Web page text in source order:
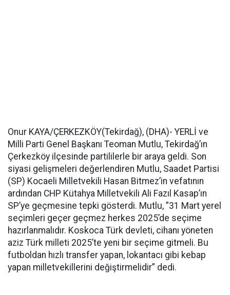
Onur KAYA/ÇERKEZKÖY(Tekirdağ), (DHA)- YERLİ ve
Milli Parti Genel Başkanı Teoman Mutlu, Tekirdağ’ın
Çerkezköy ilçesinde partililerle bir araya geldi. Son
siyasi gelişmeleri değerlendiren Mutlu, Saadet Partisi
(SP) Kocaeli Milletvekili Hasan Bitmez’in vefatının
ardından CHP Kütahya Milletvekili Ali Fazıl Kasap’ın
SP’ye geçmesine tepki gösterdi. Mutlu, ”31 Mart yerel
seçimleri geçer geçmez herkes 2025’de seçime
hazırlanmalıdır. Koskoca Türk devleti, cihanı yöneten
aziz Türk milleti 2025’te yeni bir seçime gitmeli. Bu
futboldan hızlı transfer yapan, lokantacı gibi kebap
yapan milletvekillerini değiştirmelidir” dedi.